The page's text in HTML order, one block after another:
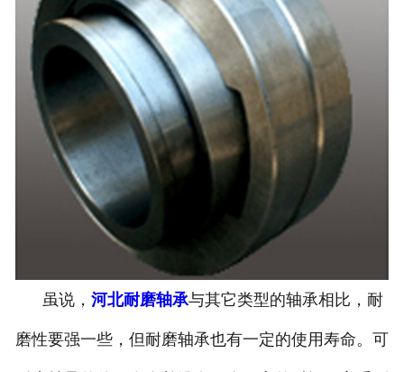
技术参数
业绩证明
联系我们
虽说， 河北耐磨轴承与其它类型的轴承相比，耐
磨性要强一些，但耐磨轴承也有一定的使用寿命。可